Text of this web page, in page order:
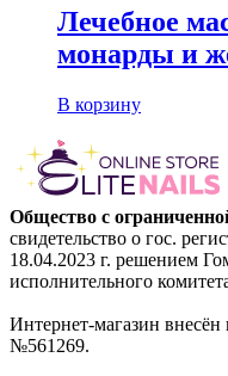
Лечебное
монарды и
В корзину
Общество с
свидетельство о гос.
18.04.2023 г. решением
исполнительного
Интернет-магазин внесён
№561269.